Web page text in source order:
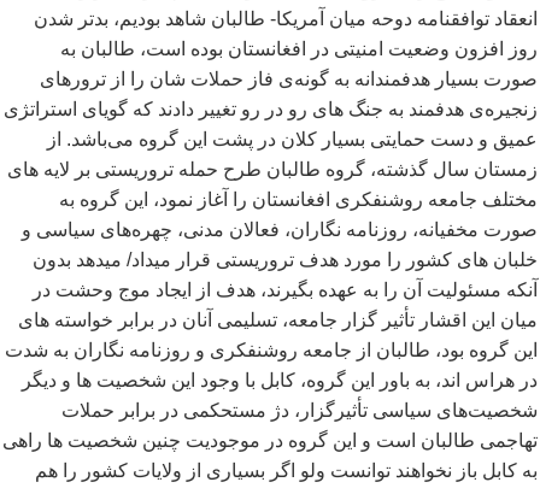
انعقاد توافقنامه دوحه میان آمریکا- طالبان شاهد بودیم، بدتر شدن
روز افزون وضعیت امنیتی در افغانستان بوده است، طالبان به
صورت بسیار هدفمندانه به گونهی فاز حملات شان را از ترورهای
زنجیرهی هدفمند به جنگ های رو در رو تغییر دادند که گویای استراتژی
عمیق و دست حمایتی بسیار کلان در پشت این گروه میباشد. از
زمستان سال گذشته، گروه طالبان طرح حمله تروریستی بر لایه های
مختلف جامعه روشنفکری افغانستان را آغاز نمود، این گروه به
صورت مخفیانه، روزنامه نگاران، فعالان مدنی، چهرههای سیاسی و
خلبان های کشور را مورد هدف تروریستی قرار میداد/ میدهد بدون
آنکه مسئولیت آن را به عهده بگیرند، هدف از ایجاد موج وحشت در
میان این اقشار تأثیر گزار جامعه، تسلیمی آنان در برابر خواسته های
این گروه بود، طالبان از جامعه روشنفکری و روزنامه نگاران به شدت
در هراس اند، به باور این گروه، کابل با وجود این شخصیت ها و دیگر
شخصیتهای سیاسی تأثیرگزار، دژ مستحکمی در برابر حملات
تهاجمی طالبان است و این گروه در موجودیت چنین شخصیت ها راهی
به کابل باز نخواهند توانست ولو اگر بسیاری از ولایات کشور را هم